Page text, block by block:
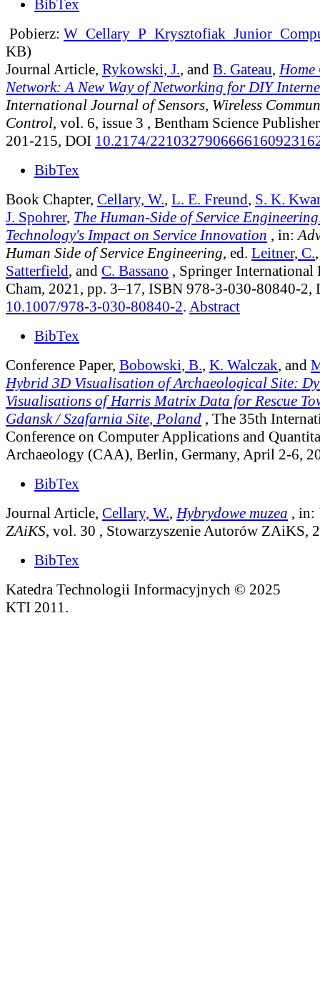
BibTex
Pobierz:
KB)
Journal Article, Rykowski, J., and B. Gateau, Home
Network: A New Way of Networking for DIY
International Journal of Sensors, Wireless
Control, vol. 6, issue 3 , Bentham Science
201-215, DOI 10.2174/
BibTex
Book Chapter, Cellary, W., L. E. Freund, S. K.
J. Spohrer, The Human-Side of Service
Technology's Impact on Service Innovation , in:
Human Side of Service Engineering, ed. Leitner, C.
Satterfield, and C. Bassano , Springer International
Cham, 2021, pp. 3–17, ISBN 978-3-030-80840-2,
10.1007/978-3-030-80840-2. Abstract
BibTex
Conference Paper, Bobowski, B., K. Walczak, and
Hybrid 3D Visualisation of Archaeological Site:
Visualisations of Harris Matrix Data for Rescue
Gdansk / Szafarnia Site, Poland , The 35th
Conference on Computer Applications and
Archaeology (CAA), Berlin, Germany, April 2-6,
BibTex
Journal Article, Cellary, W., Hybrydowe muzea , in:
ZAiKS, vol. 30 , Stowarzyszenie Autorów ZAiKS,
BibTex
Katedra Technologii Informacyjnych © 2025
KTI 2011.